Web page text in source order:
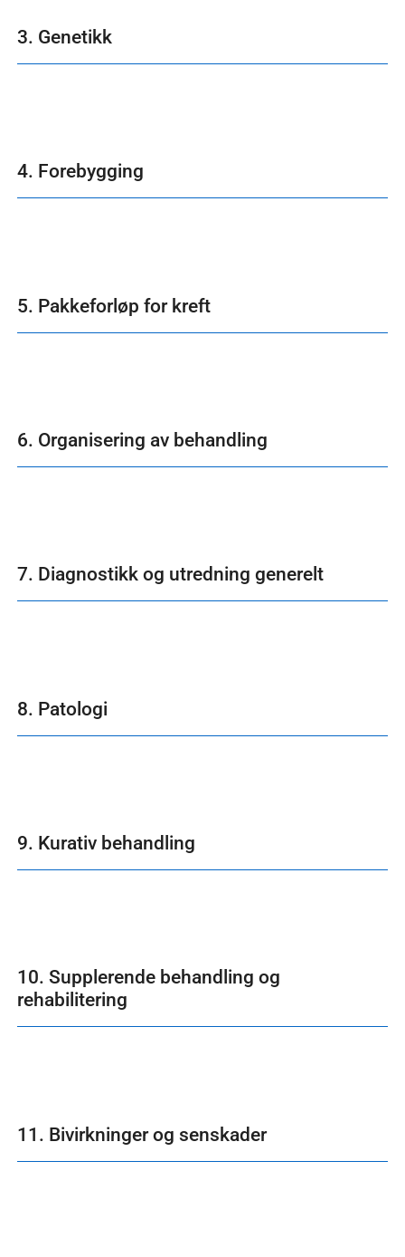
3. Genetikk
4. Forebygging
5. Pakkeforløp for kreft
6. Organisering av behandling
7. Diagnostikk og utredning generelt
8. Patologi
9. Kurativ behandling
10. Supplerende behandling og
rehabilitering
11. Bivirkninger og senskader